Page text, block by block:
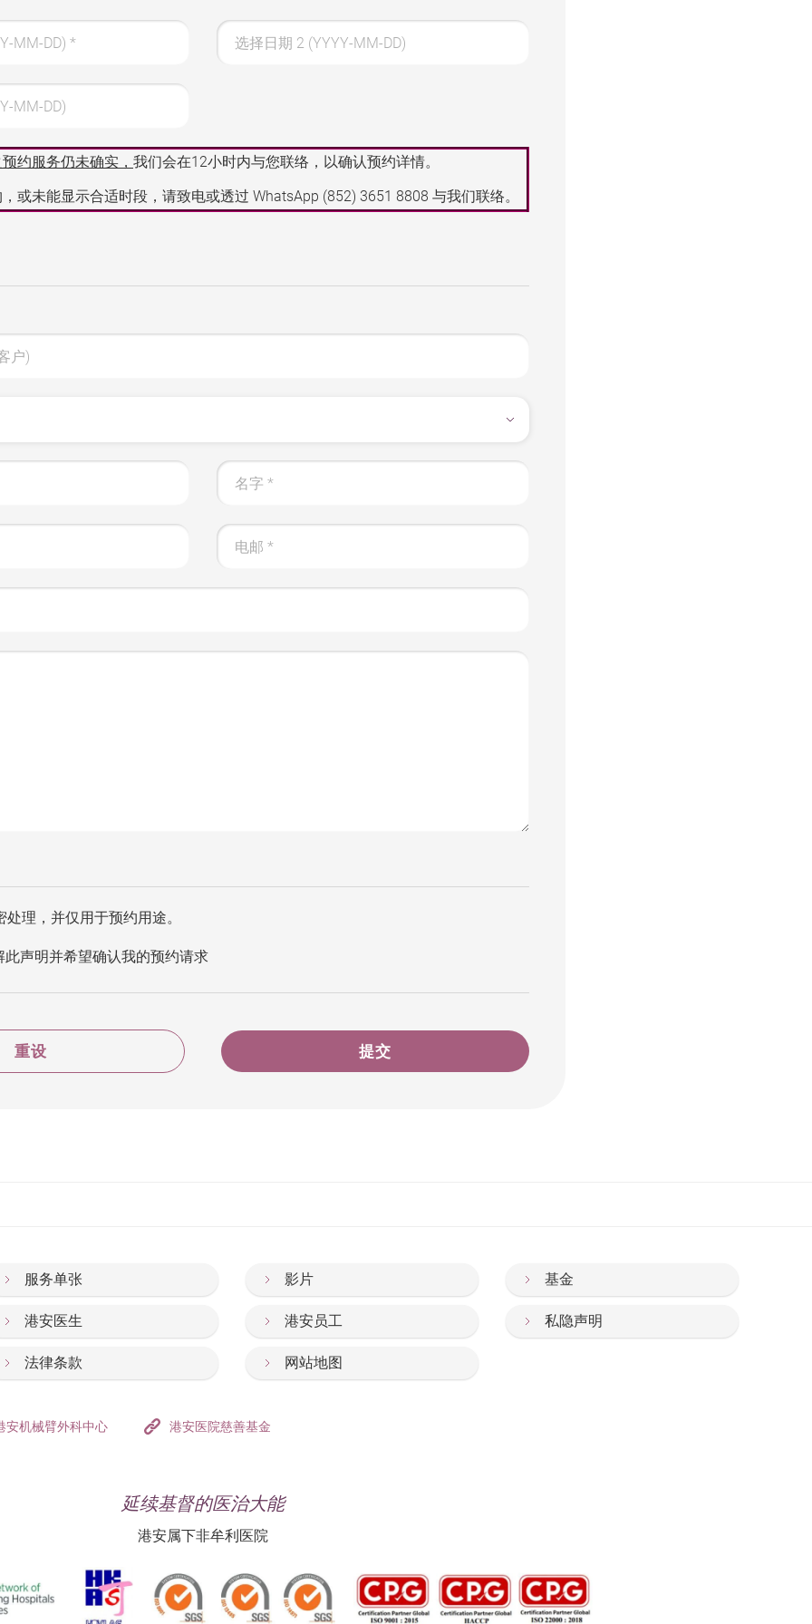
MM-DD) * 选择日期 2 (YYYY-MM-DD)
MM-DD)
预约服务仍未确实， 我们会在12小时内与您联络，以确认预约详情。
，或未能显示合适时段，请致电或透过 WhatsApp (852) 3651 8808 与我们联络。
户)
名字 *
电邮 *
处理，并仅用于预约用途。
此声明并希望确认我的预约请求
提交
重设
服务单张 影片 基金
港安医生 港安员工 私隐声明
法律条款 网站地图
安机械臂外科中心 港安医院慈善基金
延续基督的医治大能
港安属下非牟利医院